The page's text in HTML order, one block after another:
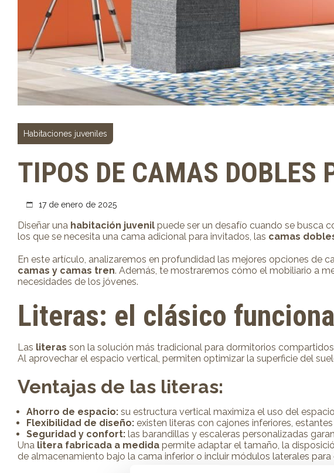
Habitaciones juveniles
TIPOS DE CAMAS DOBLES
17 de enero de 2025
Diseñar una habitación juvenil puede ser un desafío cuando se busca
los que se necesita una cama adicional para invitados, las camas
En este artículo, analizaremos en profundidad las mejores opciones de
camas y camas tren. Además, te mostraremos cómo el mobiliario a
necesidades de los jóvenes.
Literas: el clásico
Las literas son la solución más tradicional para dormitorios
Al aprovechar el espacio vertical, permiten optimizar la superficie del
Ventajas de las literas:
Ahorro de espacio: su estructura vertical maximiza el uso del
Flexibilidad de diseño: existen literas con cajones inferiores,
Seguridad y confort: las barandillas y escaleras personalizadas
Una litera fabricada a medida permite adaptar el tamaño, la
de almacenamiento bajo la cama inferior o incluir módulos laterales para